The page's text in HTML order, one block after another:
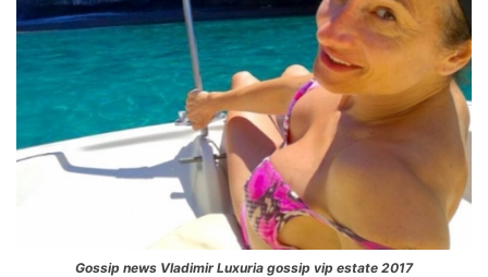
Gossip news Vladimir Luxuria gossip vip estate 2017